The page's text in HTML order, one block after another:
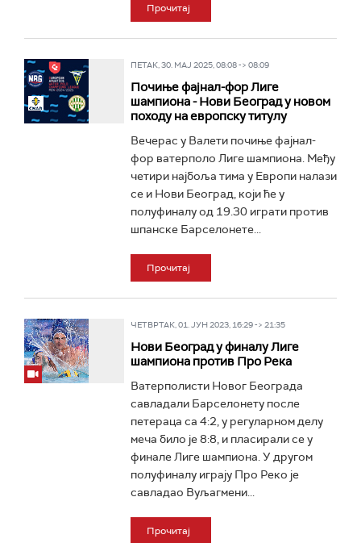
Прочитај
ПЕТАК, 30. МАЈ 2025, 08:08 -> 08:09
Почиње фајнал-фор Лиге
шампиона - Нови Београд у новом
походу на европску титулу
Вечерас у Валети почиње фајнал-
фор ватерполо Лиге шампиона. Међу
четири најбоља тима у Европи налази
се и Нови Београд, који ће у
полуфиналу од 19.30 играти против
шпанске Барселонете...
Прочитај
ЧЕТВРТАК, 01. ЈУН 2023, 16:29 -> 21:35
Нови Београд у финалу Лиге
шампиона против Про Река
Ватерполисти Новог Београда
савладали Барселонету после
петераца са 4:2, у регуларном делу
меча било је 8:8, и пласирали се у
финале Лиге шампиона. У другом
полуфиналу играју Про Реко је
савладао Вуљагмени...
Прочитај